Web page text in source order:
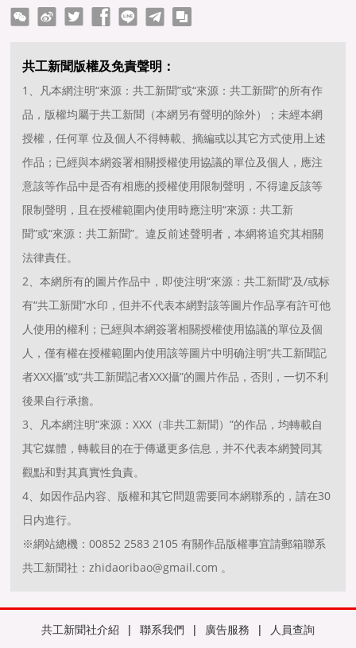
linetelegram copy
共工新聞版權及免責聲明：
1、凡本網注明“來源：共工新聞”或“來源：共工新聞”的所有作
品，版權均屬于共工新聞（本網另有聲明的除外）；未經本網
授權，任何單 位及個人不得轉載、摘編或以其它方式使用上述
作品；已經與本網簽署相關授權使用協議的單位及個人，應注
意該等作品中是否有相應的授權使用限制聲明，不得違反該等
限制聲明，且在授權範圍内使用時應注明“來源：共工新
聞”或“來源：共工新聞”。違反前述聲明者，本網将追究其相關
法律責任。
2、本網所有的圖片作品中，即使注明“來源：共工新聞”及/或标
有“共工新聞”水印，但并不代表本網對該等圖片作品享有許可他
人使用的權利；已經與本網簽署相關授權使用協議的單位及個
人，僅有權在授權範圍内使用該等圖片中明确注明“共工新聞記
者XXX攝”或“共工新聞記者XXX攝”的圖片作品，否則，一切不利
後果自行承擔。
3、凡本網注明“來源：XXX（非共工新聞）”的作品，均轉載自
其它媒體，轉載目的在于傳遞更多信息，并不代表本網贊同其
觀點和對其真實性負責。
4、如因作品内容、版權和其它問題需要同本網聯系的，請在30
日内進行。
※網站總機：00852 2583 2105 有關作品版權事宜請郵箱聯系
共工新聞社：zhidaoribao@gmail.com 。
共工新聞社介紹 | 聯系我們 | 廣告服務 | 人員查詢